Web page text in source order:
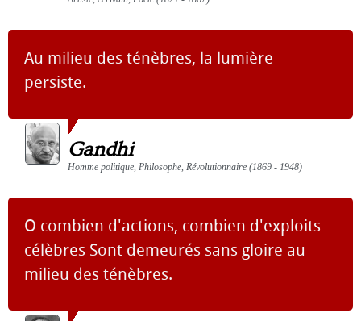
Au milieu des ténèbres, la lumière
persiste.
Gandhi
Homme politique, Philosophe, Révolutionnaire (1869 - 1948)
O combien d'actions, combien d'exploits
célèbres Sont demeurés sans gloire au
milieu des ténèbres.